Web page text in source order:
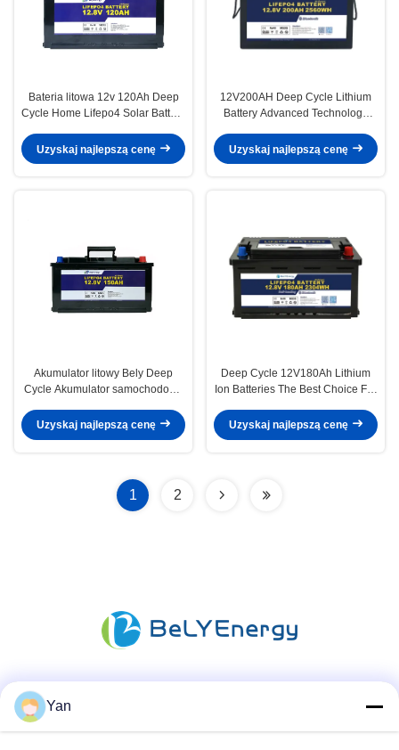
Bateria litowa 12v 120Ah Deep
Cycle Home Lifepo4 Solar Battery
Uzyskaj najlepszą cenę
12V200AH Deep Cycle Lithium
Battery Advanced Technology
Charge Temperature Range
Uzyskaj najlepszą cenę
Akumulator litowy Bely Deep
Cycle Akumulator samochodowy
Uzyskaj najlepszą cenę
Deep Cycle 12V180Ah Lithium
Ion Batteries The Best Choice For
Uzyskaj najlepszą cenę
1 2
Yan